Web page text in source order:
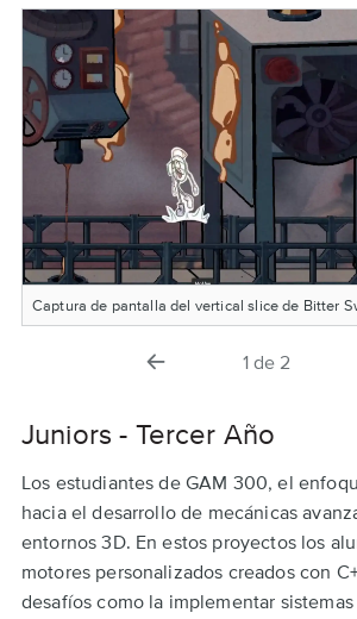
Captura de pantalla del vertical slice de Bitter
1 de 2
Juniors - Tercer Año
Los estudiantes de GAM 300, el
hacia el desarrollo de mecánicas
entornos 3D. En estos proyectos los
motores personalizados creados con
desafíos como la implementar